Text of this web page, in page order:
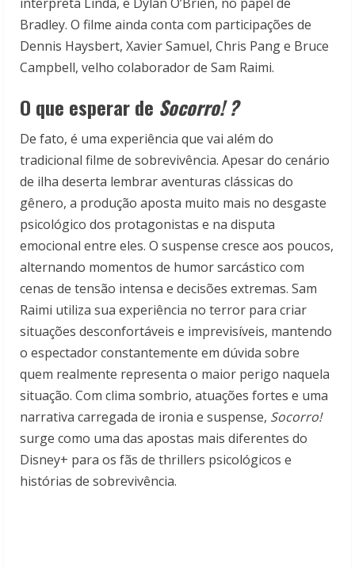
Bradley. O filme ainda conta com participações de
Dennis Haysbert, Xavier Samuel, Chris Pange Bruce
Campbell, velho colaborador de Sam Raimi.
O que esperar de Socorro! ?
De fato, é uma experiência que vai além do
tradicional filme de sobrevivência. Apesar do cenário
de ilha deserta lembrar aventuras clássicas do
gênero, a produção aposta muito mais no desgaste
psicológico dos protagonistas e na disputa
emocional entre eles. O suspense cresce aos poucos,
alternando momentos de humor sarcástico com
cenas de tensão intensa e decisões extremas. Sam
Raimi utiliza sua experiência no terror para criar
situações desconfortáveis e imprevisíveis, mantendo
o espectador constantemente em dúvida sobre
quem realmente representa o maior perigo naquela
situação. Com clima sombrio, atuações fortes e uma
narrativa carregada de ironia e suspense, Socorro!
surge como uma das apostas mais diferentes do
Disney+ para os fãs de thrillers psicológicos e
histórias de sobrevivência.